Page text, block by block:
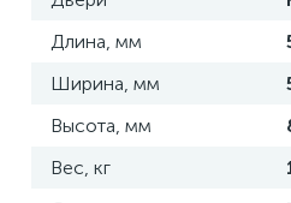
Длина, мм
Ширина, мм
Высота, мм
Вес, кг